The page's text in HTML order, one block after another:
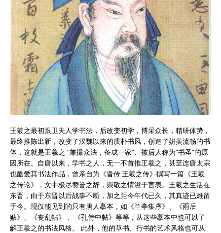
王羲之最初跟卫夫人学书法，后改变初学，博采众长，精研体势，
最终推陈出新，改变了汉魏以来的质朴书风，创造了妍美流畅的书
体，这就是王羲之 “兼撮众法，备成一家”、被后人称为“书圣”的原
因所在。自唐以来，学书之人，无一不首推王羲之，甚至连唐太宗
也酷爱其书法作品，曾亲自为《晋传·王羲之传》撰写一篇《王羲
之传论》，文中极尽赞誉之辞，崇敬之情溢于言表。王羲之生活在
东晋，由于东晋以后战事不断，加之距今年代已久，其真迹已难留
于今。现仅能见到的只有唐人摹本，如《兰亭集序》、《雨后
贴》、《丧乱帖》 、《孔侍中帖》等等，从这些摹本中也可以了
解王羲之的书法风格。 此外，他的草书、行书的艺术风格也可从